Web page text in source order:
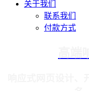
关于我们
联系我们
付款方式